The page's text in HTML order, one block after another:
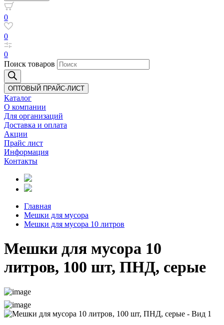
0
0
0
Поиск товаров
ОПТОВЫЙ ПРАЙС-ЛИСТ
Каталог
О компании
Для организаций
Доставка и оплата
Акции
Прайс лист
Информация
Контакты
Главная
Мешки для мусора
Мешки для мусора 10 литров
Мешки для мусора 10
литров, 100 шт, ПНД, серые